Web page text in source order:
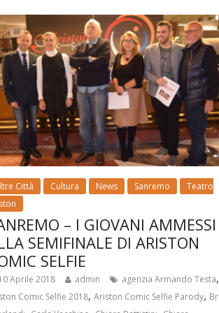
Città Cultura News Sanremo
Teatro
– I GIOVANI AMMESSI
SEMIFINALE DI ARISTON
SELFIE
Aprile 2018 admin agenzia Armando Testa,
Comic Selfie 2018, Ariston Comic Selfie Parody,